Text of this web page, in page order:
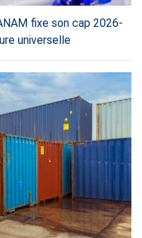
fixe son cap 2026-
universelle